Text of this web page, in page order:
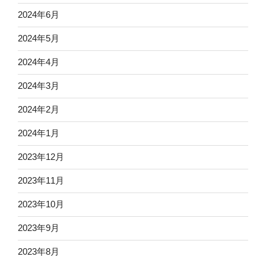
2024年6月
2024年5月
2024年4月
2024年3月
2024年2月
2024年1月
2023年12月
2023年11月
2023年10月
2023年9月
2023年8月